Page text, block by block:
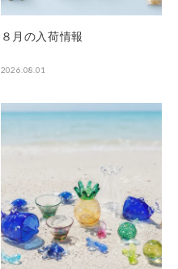
８月の入荷情報
2026.08.01